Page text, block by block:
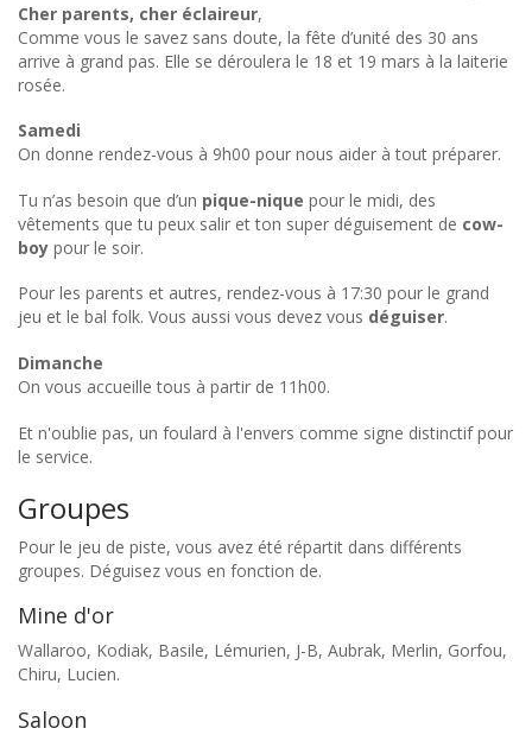
Cher parents, cher éclaireur,
Comme vous le savez sans doute, la fête d’unité des 30 ans
arrive à grand pas. Elle se déroulera le 18 et 19 mars à la laiterie
rosée.
Samedi
On donne rendez-vous à 9h00 pour nous aider à tout préparer.
Tu n’as besoin que d’un pique-nique pour le midi, des
vêtements que tu peux salir et ton super déguisement de cow-
boy pour le soir.
Pour les parents et autres, rendez-vous à 17:30 pour le grand
jeu et le bal folk. Vous aussi vous devez vous déguiser.
Dimanche
On vous accueille tous à partir de 11h00.
Et n'oublie pas, un foulard à l'envers comme signe distinctif pour
le service.
Groupes
Pour le jeu de piste, vous avez été répartit dans différents
groupes. Déguisez vous en fonction de.
Mine d'or
Wallaroo, Kodiak, Basile, Lémurien, J-B, Aubrak, Merlin, Gorfou,
Chiru, Lucien.
Saloon